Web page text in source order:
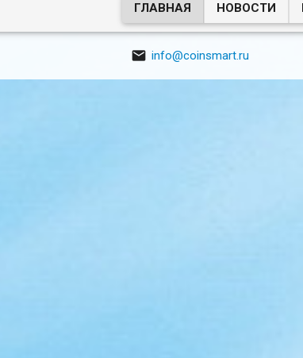
ГЛАВНАЯ НОВОСТИ
 info@coinsmart.ru